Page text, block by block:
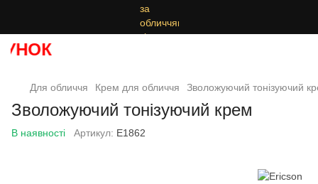
Для обличчя Крем для обличчя Зволожуючий тонізуючий
Зволожуючий тонізуючий крем
В наявності Артикул: E1862